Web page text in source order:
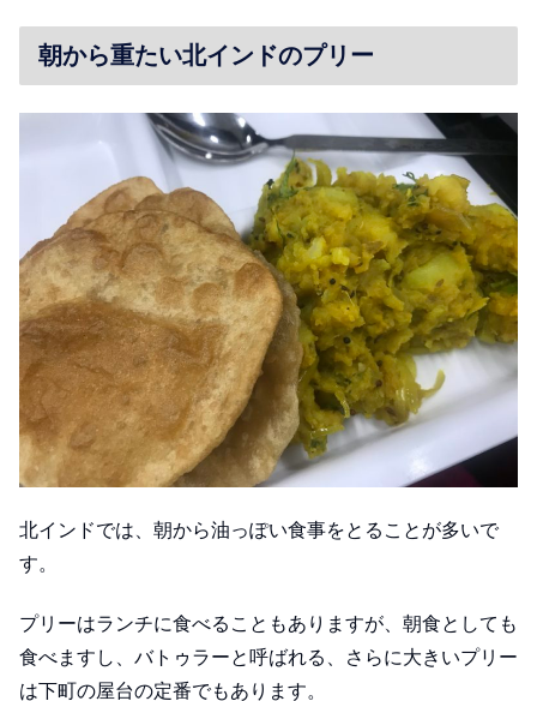
朝から重たい北インドのプリー
北インドでは、朝から油っぽい食事をとることが多いで
す。
プリーはランチに食べることもありますが、朝食としても
食べますし、バトゥラーと呼ばれる、さらに大きいプリー
は下町の屋台の定番でもあります。